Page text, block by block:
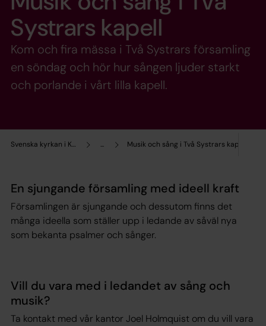
Svenska kyrkan i Kalmar ... Musik och sång i Två Systrars kapell
Systrars kapell
Kom och fira mässa i Två Systrars församling
en söndag och hör hur sången ljuder starkt
och porlande i vårt lilla kapell.
En sjungande församling med ideell kraft
Församlingen är sjungande och dessutom finns det
många ideella som ställer upp i ledande av såväl nya
som bekanta psalmer och sånger.
Vill du vara med i ledandet av sång och
musik?
Ta kontakt med vår kantor Joel Holmquist om du vill vara